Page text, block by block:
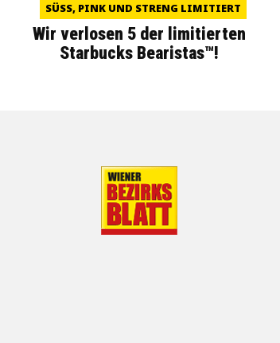
SÜSS, PINK UND STRENG LIMITIERT
Wir verlosen 5 der limitierten
Starbucks Bearistas™!